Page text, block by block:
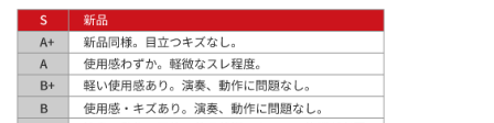
中古 ヴィンテージ